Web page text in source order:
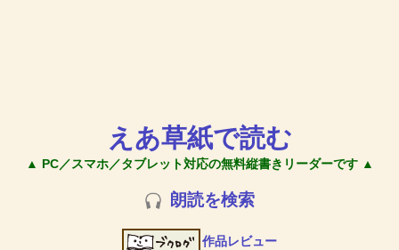
えあ草紙で読む
▲ PC／スマホ／タブレット対応の無料縦書きリーダーです ▲
朗読を検索
作品レビュー